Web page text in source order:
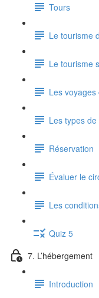
Tours
Le tourisme
Le tourisme
Les
Les types
Réservation
Évaluer le
Les
Quiz 5
7. L’hébergement
Introduction